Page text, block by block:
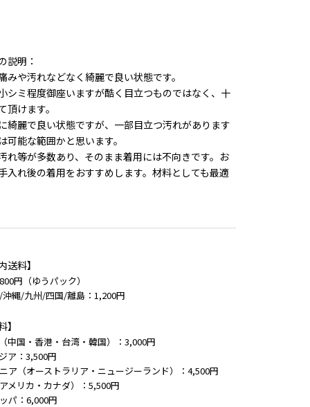
説明：
や汚れなどなく綺麗で良い状態です。
シミ程度御座いますが酷く目立つものではなく、十
頂けます。
綺麗で良い状態ですが、一部目立つ汚れがあります
可能な範囲かと思います。
れ等が多数あり、そのまま着用には不向きです。お
入れ後の着用をおすすめします。材料としても最適
送料】
円（ゆうパック）
縄/九州/四国/離島：1,200円
】
中国・香港・台湾・韓国）：3,000円
ア：3,500円
ア（オーストラリア・ニュージーランド）：4,500円
メリカ・カナダ）：5,500円
パ：6,000円